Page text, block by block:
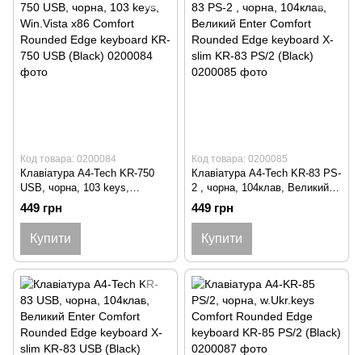
Код товара: 0200084
Клавіатура A4-Tech KR-750
USB, чорна, 103 keys,
Win.Vista x86 Comfort Rounded
Edge keyboard KR-750 USB
(Black)
449 грн
Купити
Код товара: 0200085
Клавіатура A4-Tech KR-83 PS-
2 , чорна, 104клав, Великий
Enter Comfort Rounded Edge
keyboard X-slim KR-83 PS/2
(Black)
449 грн
Купити